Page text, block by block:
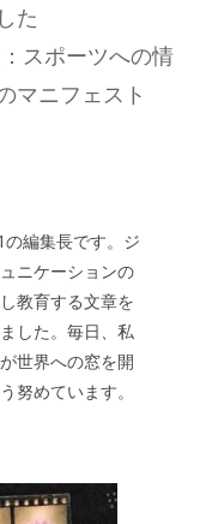
た
スポーツへの情
マニフェスト
編集長です。ジ
ニケーションの
教育する文章を
した。毎日、私
世界への窓を開
努めています。